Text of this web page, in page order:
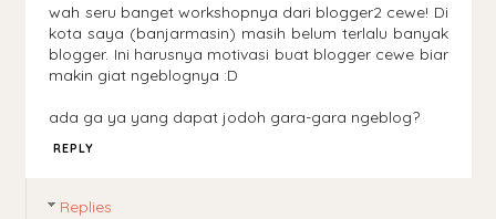
wah seru banget workshopnya dari blogger2 cewe! Di
kota saya (banjarmasin) masih belum terlalu banyak
blogger. Ini harusnya motivasi buat blogger cewe biar
makin giat ngeblognya :D
ada ga ya yang dapat jodoh gara-gara ngeblog?
REPLY
Replies